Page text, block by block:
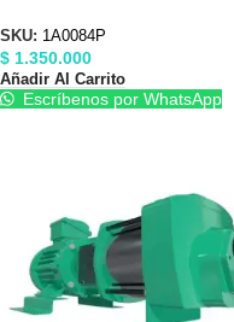
SKU: 1A0084P
$ 1.350.000
Añadir Al Carrito
Escríbenos por WhatsApp